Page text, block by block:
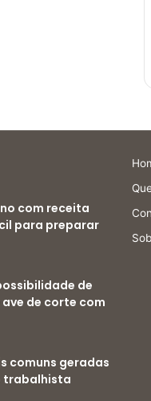
com receita
para preparar
de
de corte com
comuns geradas
trabalhista